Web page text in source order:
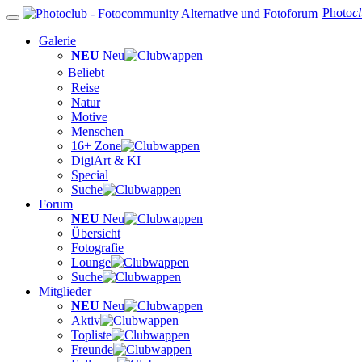
Photo
Galerie
NEU Neu
Beliebt
Reise
Natur
Motive
Menschen
16+ Zone
DigiArt & KI
Special
Suche
Forum
NEU Neu
Übersicht
Fotografie
Lounge
Suche
Mitglieder
NEU Neu
Aktiv
Topliste
Freunde